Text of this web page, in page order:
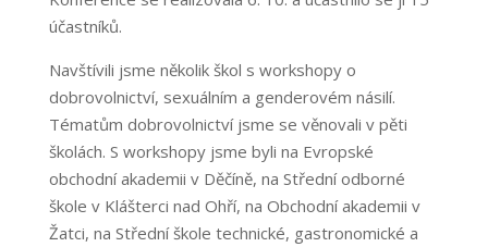
účastníků.
Navštívili jsme několik škol s workshopy o
dobrovolnictví, sexuálním a genderovém násilí.
Tématům dobrovolnictví jsme se věnovali v pěti
školách. S workshopy jsme byli na Evropské
obchodní akademii v Děčíně, na Střední odborné
škole v Klášterci nad Ohří, na Obchodní akademii v
Žatci, na Střední škole technické, gastronomické a